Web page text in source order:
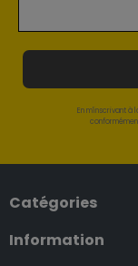
En m'inscrivant
Catégories
Information